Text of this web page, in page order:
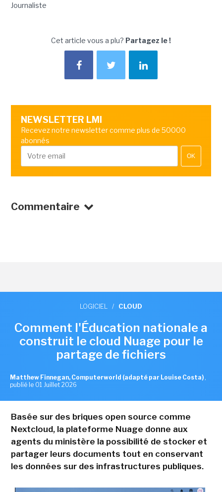
Journaliste
Cet article vous a plu? Partagez le !
NEWSLETTER LMI
Recevez notre newsletter comme plus de 50000
abonnés
OK
Commentaire
LOGICIEL / CLOUD
Comment l'Éducation nationale a
construit le cloud Nuage pour le
partage de fichiers
Matthew Finnegan, Computerworld (adapté par Louise Costa) ,
publié le 01 Juillet 2026
Basée sur des briques open source comme
Nextcloud, la plateforme Nuage donne aux
agents du ministère la possibilité de stocker et
partager leurs documents tout en conservant
les données sur des infrastructures publiques.